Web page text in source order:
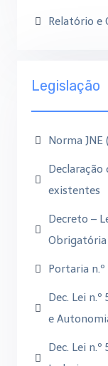
Relatório e
Legislação
Norma JNE
Declaração
existentes
Decreto –
Obrigatória
Portaria
Dec. Lei
e
Dec. Lei